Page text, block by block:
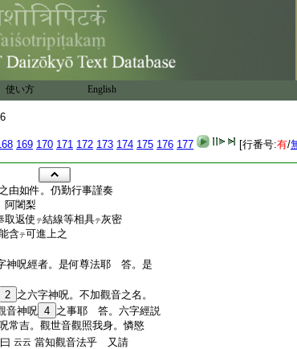
使い方 English
169 170 171 172 173 174 175 176 177 [行番号:有/
由如件。仍勤行事謹奏
闍梨
取返使 テ結線等相具テ灰密
含テ可進上之
神呪經者。是何尊法耶 答。是
2 之六字神呪。不加觀音之名。
音神呪 4 之事耶 答。六字經説
常吉。觀世音觀照我身。憐愍
云云 當知觀音法乎 又請